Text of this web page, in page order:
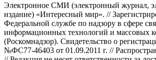
Электронное СМИ (электронный журнал,
издание) «Интересный мир». //
Федеральной службе по надзору в сфере
информационных технологий и массовых
(Роскомнадзор). Свидетельство о
№ФС77-46403 от 01.09.2011 г. //